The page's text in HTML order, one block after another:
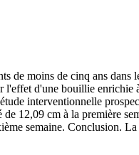
moins de cinq ans dans
d'une bouillie enrichie
interventionnelle
12,09 cm à la première
semaine. Conclusion.